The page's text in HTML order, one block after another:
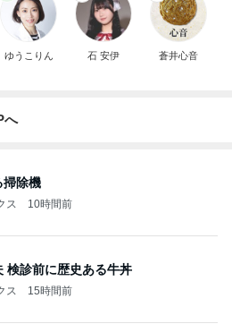
ゆうこりん 石 安伊 蒼井心音
へ
掃除機
ス 10時間前
検診前に歴史ある牛丼
ス 15時間前